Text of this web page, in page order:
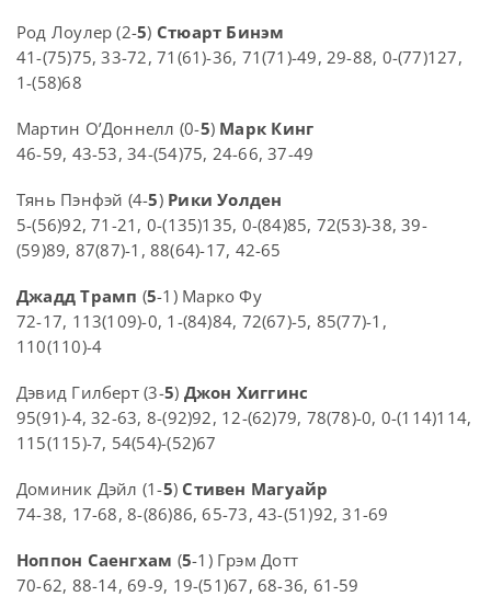
Род Лоулер (2-5) Стюарт Бинэм
41-(75)75, 33-72, 71(61)-36, 71(71)-49, 29-88, 0-(77)127,
1-(58)68
Мартин О’Доннелл (0-5) Марк Кинг
46-59, 43-53, 34-(54)75, 24-66, 37-49
Тянь Пэнфэй (4-5) Рики Уолден
5-(56)92, 71-21, 0-(135)135, 0-(84)85, 72(53)-38, 39-
(59)89, 87(87)-1, 88(64)-17, 42-65
Джадд Трамп (5-1) Марко Фу
72-17, 113(109)-0, 1-(84)84, 72(67)-5, 85(77)-1,
110(110)-4
Дэвид Гилберт (3-5) Джон Хиггинс
95(91)-4, 32-63, 8-(92)92, 12-(62)79, 78(78)-0, 0-(114)114,
115(115)-7, 54(54)-(52)67
Доминик Дэйл (1-5) Стивен Магуайр
74-38, 17-68, 8-(86)86, 65-73, 43-(51)92, 31-69
Ноппон Саенгхам (5-1) Грэм Дотт
70-62, 88-14, 69-9, 19-(51)67, 68-36, 61-59